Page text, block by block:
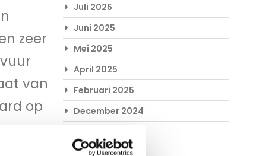
zeer
van
op
Juli 2025
Juni 2025
Mei 2025
April 2025
Februari 2025
December 2024
Oktober 2024